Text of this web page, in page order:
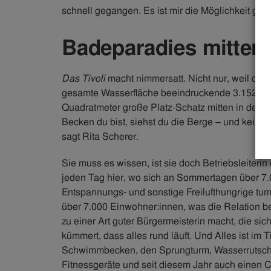
schnell gegangen. Es ist mir die Möglichkeit
Badeparadies mitten
Das Tivolimacht nimmersatt. Nicht nur, weil die
gesamte Wasserfläche beeindruckende 3.152
Quadratmeter große Platz-Schatz mitten in der
Becken du bist, siehst du die Berge – und kein
sagt Rita Scherer.
Sie muss es wissen, ist sie doch
jeden Tag hier, wo sich an Sommertagen über
Entspannungs- und sonstige Freilufthungrige
über 7.000 Einwohner:innen, was die Relation
zu einer Art guter Bürgermeisterin macht, die
kümmert, dass alles rund läuft. Und Alles ist im
Schwimmbecken, den Sprungturm,
Fitnessgeräte und seit diesem Jahr auch einen